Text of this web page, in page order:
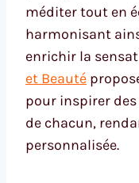
méditer tout en
harmonisant
enrichir la
et Beauté
pour inspirer
de chacun,
personnalisée.